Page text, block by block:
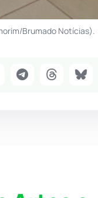
Brumado Notícias).